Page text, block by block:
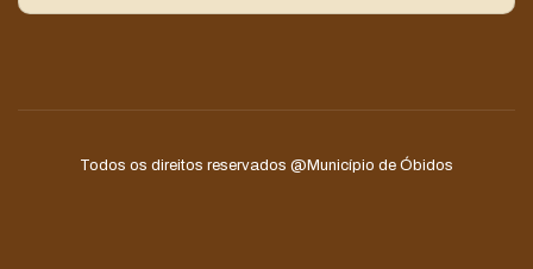
Todos os direitos reservados @Município de Óbidos